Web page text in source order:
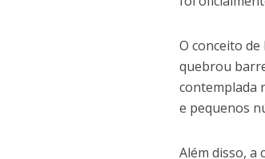
O conceito
quebrou
contemplada
e pequenos
Além disso, a